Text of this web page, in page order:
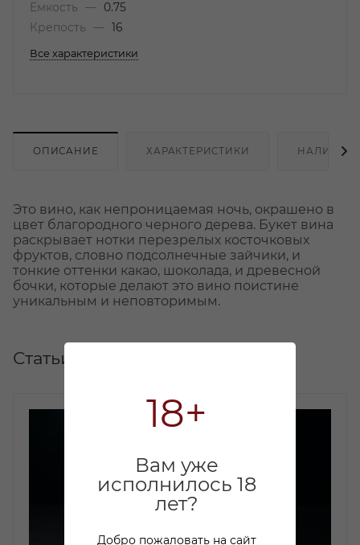
18+
Вам уже
исполнилось 18
лет?
Добро пожаловать на сайт
Емкость
—
0.75
Крепость
— 16
Все характеристики
ОПИСАНИЕ ХАРАКТЕРИСТИКИ НАЛИЧИЕ
Это вино, как непроницаемая ночь, окрашено в
цвет благородного черного дерева. Букет вина
раскрывает нотки перезрелых косточковых
фруктов, словно подсолнечные зайчики, и
тонкие оттенки какао, шоколада, и древесной
бочки, которые делают это вино поистине
уникальным и неповторимым.
Статьи